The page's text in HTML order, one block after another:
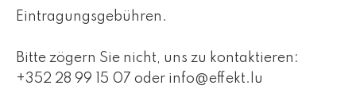
Eintragungsgebühren.
Bitte zögern Sie nicht, uns zu kontaktieren:
+352 28 99 15 07 oder info@effekt.lu